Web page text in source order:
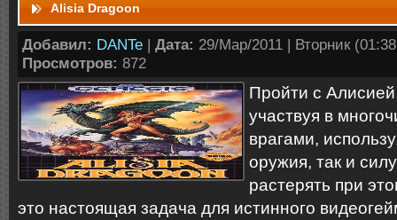
Alisia Dragoon
Добавил: DANTe | Дата: 29/Мар/2011 | Вторник
Просмотров: 872
Пройти с
участвуя в
врагами,
оружия, так и
растерять при
это настоящая задача для истинного